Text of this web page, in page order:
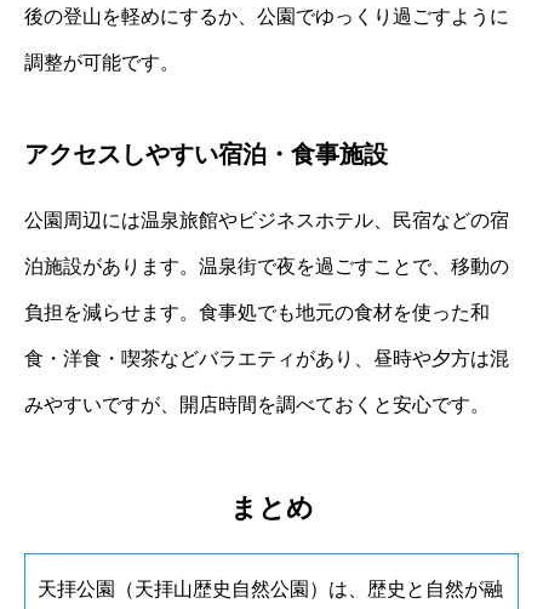
後の登山を軽めにするか、公園でゆっくり過ごすように
調整が可能です。
アクセスしやすい宿泊・食事施設
公園周辺には温泉旅館やビジネスホテル、民宿などの宿
泊施設があります。温泉街で夜を過ごすことで、移動の
負担を減らせます。食事処でも地元の食材を使った和
食・洋食・喫茶などバラエティがあり、昼時や夕方は混
みやすいですが、開店時間を調べておくと安心です。
まとめ
天拝公園（天拝山歴史自然公園）は、歴史と自然が融